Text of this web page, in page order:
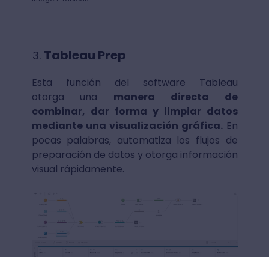
Tableau Prep
Esta función del software Tableau
otorga una manera directa de
combinar, dar forma y limpiar datos
mediante una visualización gráfica.En
pocas palabras, automatiza los flujos de
preparación de datos y otorga información
visual rápidamente.